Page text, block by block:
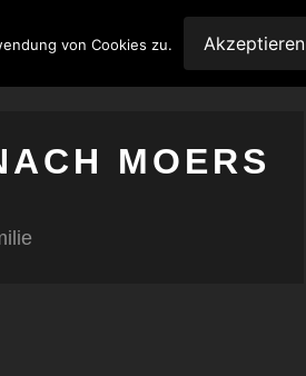
MOERS
von Cookies zu. Akzeptieren